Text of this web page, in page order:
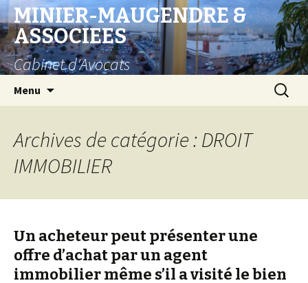
MINIER-MAUGENDRE &
ASSOCIEES
Cabinet d'Avocats
Menu
Archives de catégorie : DROIT
IMMOBILIER
Un acheteur peut présenter une
offre d’achat par un agent
immobilier même s’il a visité le bien